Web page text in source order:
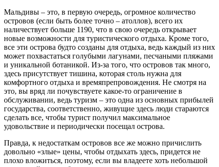
Мальдивы – это, в первую очередь, огромное количество
островов (если быть более точно – атоллов), всего их
наличествует больше 1190, что в свою очередь открывает
новые возможности для туристического отдыха. Кроме того,
все эти острова будто созданы для отдыха, ведь каждый из них
может похвастаться голубыми лагунами, песчаными пляжами
и уникальной ботаникой. Из-за того, что островов так много,
здесь присутствует тишина, которая столь нужна для
комфортного отдыха и времяпрепровождения. Не смотря на
это, вы вряд ли почувствуете какое-то ограничение в
обслуживании, ведь туризм – это одна из основных прибылей
государства, соответственно, живущие здесь люди стараются
сделать все, чтобы турист получил максимальное
удовольствие и периодически посещал острова.
Правда, к недостаткам островов все же можно причислить
довольно «злые» цены, чтобы отдыхать здесь, придется не
плохо вложиться, поэтому, если вы владеете хоть небольшой